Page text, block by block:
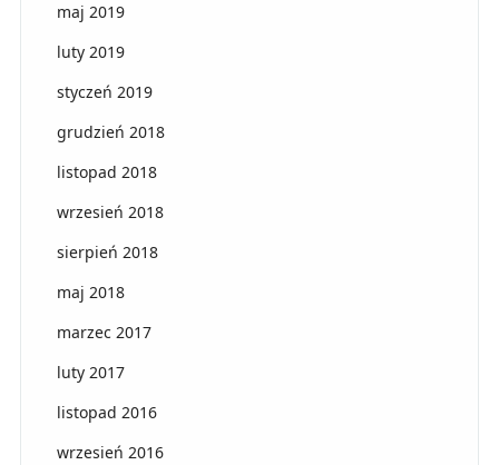
maj 2019
luty 2019
styczeń 2019
grudzień 2018
listopad 2018
wrzesień 2018
sierpień 2018
maj 2018
marzec 2017
luty 2017
listopad 2016
wrzesień 2016